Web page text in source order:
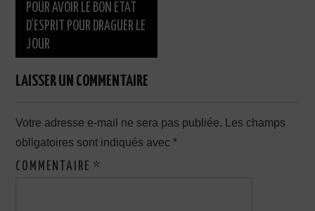
articles
POUR AVOIR LE BON ÉTAT
D’ESPRIT POUR DRAGUER LE
JOUR
LAISSER UN COMMENTAIRE
Votre adresse e-mail ne sera pas publiée.
Les champs
obligatoires sont indiqués avec*
COMMENTAIRE*